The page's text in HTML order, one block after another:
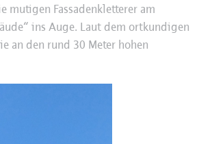
Fassadenkletterer am
ins Auge. Laut dem ortkundigen
an den rund 30 Meter hohen